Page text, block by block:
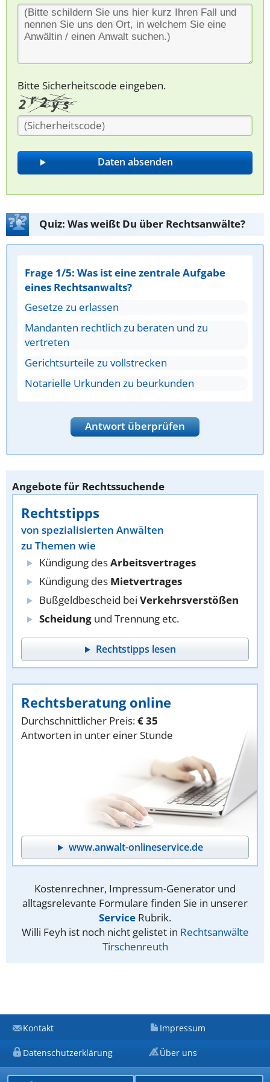
Bitte Sicherheitscode eingeben.
Quiz: Was weißt Du über Rechtsanwälte?
Frage 1/5: Was ist eine zentrale Aufgabe
eines Rechtsanwalts?
Gesetze zu erlassen
Mandanten rechtlich zu beraten und zu
vertreten
Gerichtsurteile zu vollstrecken
Notarielle Urkunden zu beurkunden
Antwort überprüfen
Angebote für Rechtssuchende
Rechtstipps
von spezialisierten Anwälten
zu Themen wie
Kündigung desArbeitsvertrages
Kündigung des Mietvertrages
Bußgeldbescheid bei Verkehrsverstößen
Scheidung und Trennung etc.
Rechtstipps lesen
Rechtsberatung online
Durchschnittlicher Preis:€ 35
Antworten in unter einer Stunde
www.anwalt-onlineservice.de
Kostenrechner, Impressum-Generator und
alltagsrelevante Formulare finden Sie in unserer
Service Rubrik.
Willi Feyh ist noch nicht gelistet in Rechtsanwälte
Tirschenreuth
Kontakt Impressum
Datenschutzerklärung Über uns